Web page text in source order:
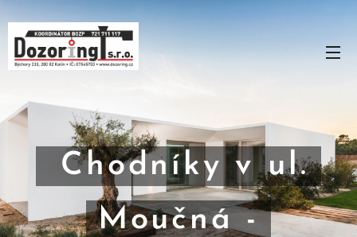
Chodníky v ul.
Moučná -